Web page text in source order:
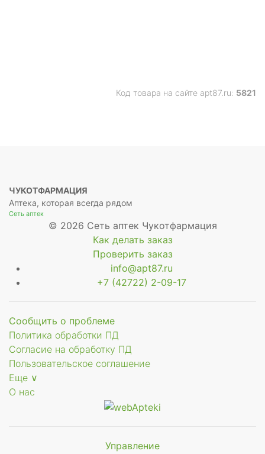
Код товара на сайте apt87.ru: 5821
ЧУКОТФАРМАЦИЯ
Аптека, которая всегда рядом
Сеть аптек
© 2026 Сеть аптек Чукотфармация
Как делать заказ
Проверить заказ
info@apt87.ru
+7 (42722) 2-09-17
Сообщить о проблеме
Политика обработки ПД
Согласие на обработку ПД
Пользовательское соглашение
Еще ∨
О нас
УправлениеМы будем